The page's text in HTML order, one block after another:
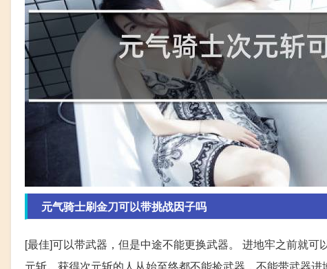
元气骑士刷金刀可以带挑战因子吗
[最佳]可以带武器，但是中途不能更换武器。 进地牢之前就